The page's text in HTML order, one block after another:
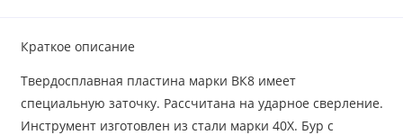
Краткое описание
Твердосплавная пластина марки ВК8 имеет
специальную заточку. Рассчитана на ударное сверление.
Инструмент изготовлен из стали марки 40Х. Бур с